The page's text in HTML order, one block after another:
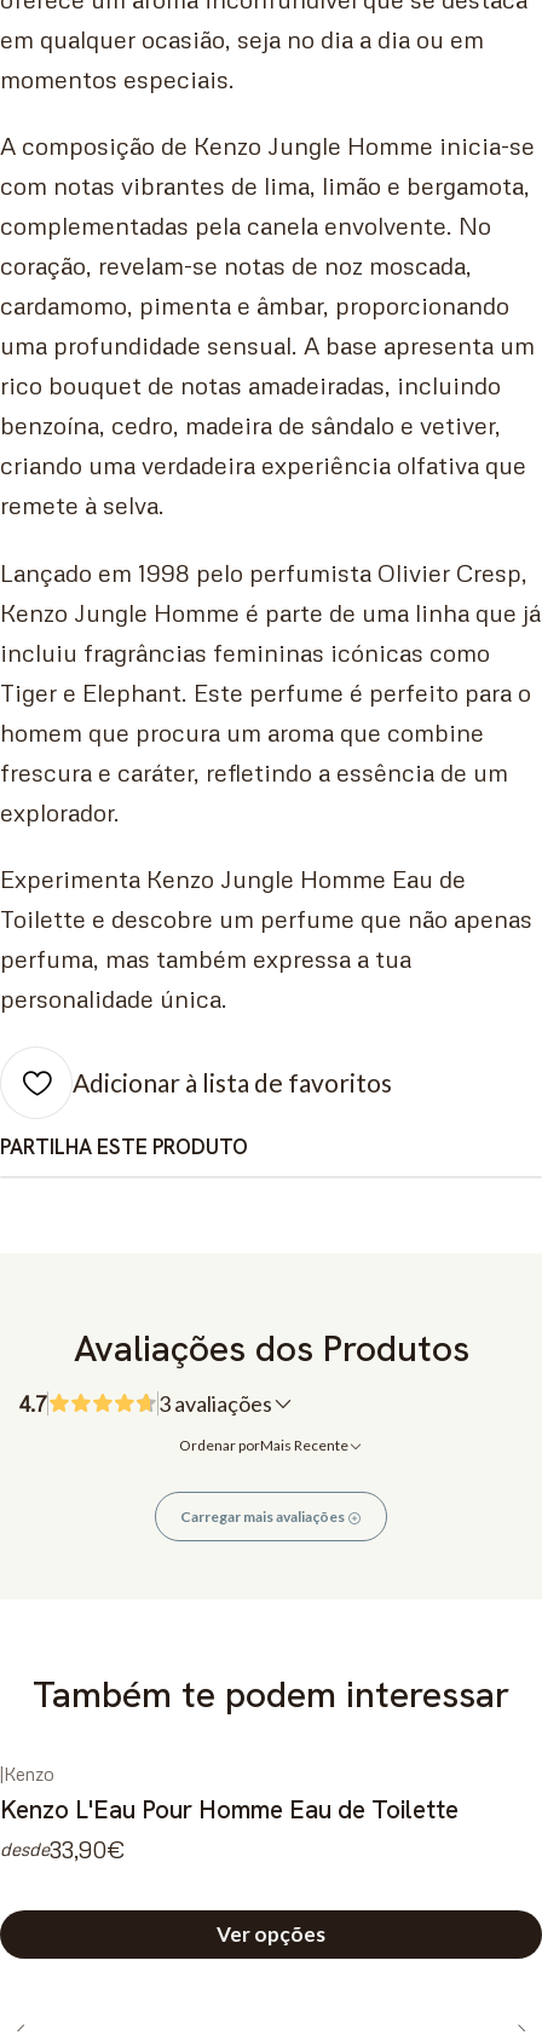
em qualquer ocasião, seja no dia a dia ou em
momentos especiais.
A composição de Kenzo Jungle Homme inicia-se
com notas vibrantes de lima, limão e bergamota,
complementadas pela canela envolvente. No
coração, revelam-se notas de noz moscada,
cardamomo, pimenta e âmbar, proporcionando
uma profundidade sensual. A base apresenta um
rico bouquet de notas amadeiradas, incluindo
benzoína, cedro, madeira de sândalo e vetiver,
criando uma verdadeira experiência olfativa que
remete à selva.
Lançado em 1998 pelo perfumista Olivier Cresp,
Kenzo Jungle Homme é parte de uma linha que já
incluiu fragrâncias femininas icónicas como
Tiger e Elephant. Este perfume é perfeito para o
homem que procura um aroma que combine
frescura e caráter, refletindo a essência de um
explorador.
Experimenta Kenzo Jungle Homme Eau de
Toilette e descobre um perfume que não apenas
perfuma, mas também expressa a tua
personalidade única.
Adicionar à lista de favoritos
PARTILHA ESTE PRODUTO
Avaliações dos Produtos
4.7 3 avaliações
Ordenar porMais Recente
Carregar mais avaliações
Também te podem interessar
-40%DESCONTO
|Kenzo
Kenzo L'Eau Pour Homme Eau de Toilette
desde33,90€
Ver opções